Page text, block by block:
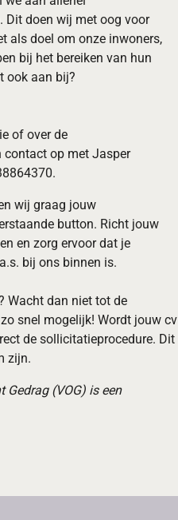
Dit doen wij met oog voor
als doel om onze inwoners,
bij het bereiken van hun
ook aan bij?
of over de
contact op met Jasper
wij graag jouw
button. Richt jouw
en zorg ervoor dat je
bij ons binnen is.
Wacht dan niet tot de
snel mogelijk! Wordt jouw cv
de sollicitatieprocedure. Dit
zijn.
Gedrag (VOG) is een